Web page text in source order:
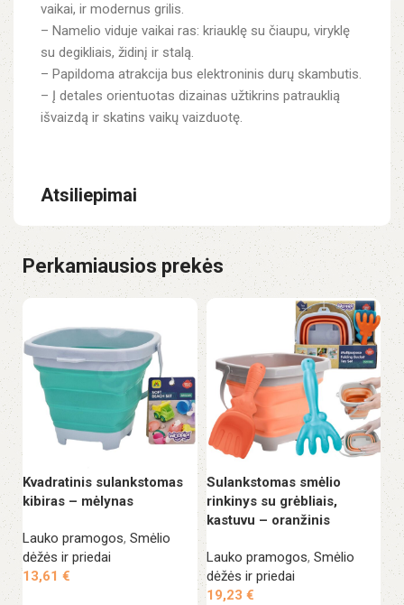
vaikai, ir modernus grilis.
– Namelio viduje vaikai ras: kriauklę su čiaupu, viryklę
su degikliais, židinį ir stalą.
– Papildoma atrakcija bus elektroninis durų skambutis.
– Į detales orientuotas dizainas užtikrins patrauklią
išvaizdą ir skatins vaikų vaizduotę.
Atsiliepimai
Perkamiausios prekės
Kvadratinis sulankstomas
kibiras – mėlynas
Lauko pramogos, Smėlio
dėžės ir priedai
13,61 €
Sulankstomas smėlio
rinkinys su grėbliais,
kastuvu – oranžinis
Lauko pramogos, Smėlio
dėžės ir priedai
19,23 €